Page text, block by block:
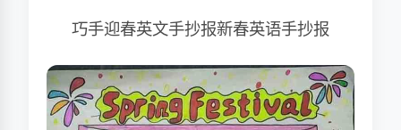
巧手迎春英文手抄报新春英语手抄报